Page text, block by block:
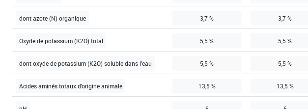
dont azote (N) organique 3,7 % 3,7 %
Oxyde de potassium (K2O) total 5,5 % 5,5 %
dont oxyde de potassium (K2O) soluble dans l'eau 5,5 % 5,5 %
Acides aminés totaux d'origine animale 13,5 % 13,5 %